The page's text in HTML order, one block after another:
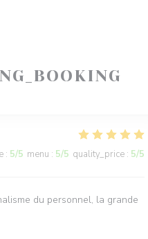
: 5/5 menu : 5/5 quality_price : 5/5
du personnel, la grande